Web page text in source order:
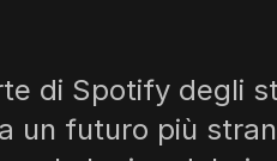
di Spotify degli
un futuro più